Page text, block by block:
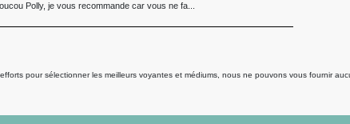
Polly, je vous recommande car vous ne fa...
pour sélectionner les meilleurs voyantes et médiums, nous ne pouvons vous fournir